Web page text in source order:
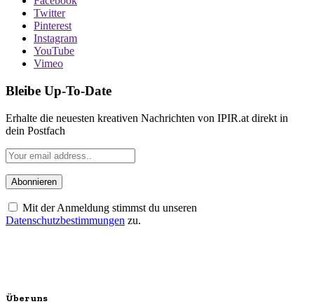
Twitter
Pinterest
Instagram
YouTube
Vimeo
Bleibe Up-To-Date
Erhalte die neuesten kreativen Nachrichten von IPIR.at direkt in
dein Postfach
Mit der Anmeldung stimmst du unseren
Datenschutzbestimmungen zu.
Über uns